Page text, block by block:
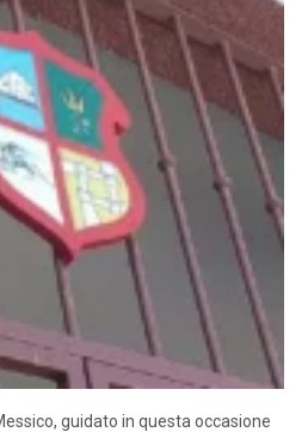
guidato in questa occasione